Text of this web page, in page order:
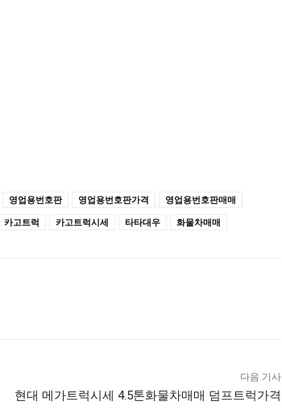
영업용번호판 영업용번호판가격
영업용번호판매매
카고트럭 카고트럭시세 타타대우 화물차매매
다음 기사
현대 메가트럭시세 4.5톤화물차매매 덤프트럭가격